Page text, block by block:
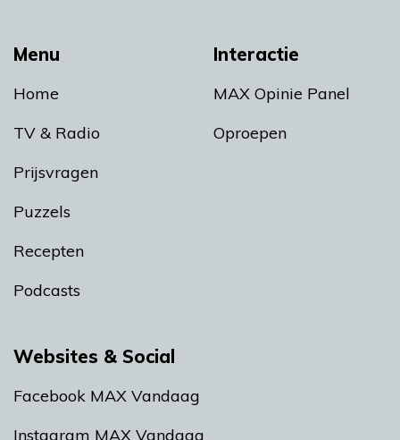
Menu
Home
TV & Radio
Prijsvragen
Puzzels
Recepten
Podcasts
Interactie
MAX Opinie Panel
Oproepen
Websites & Social
Facebook MAX Vandaag
Instagram MAX Vandaag